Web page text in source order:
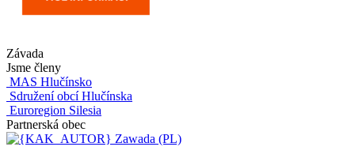
Závada
Jsme členy
MAS Hlučínsko
Sdružení obcí Hlučínska
Euroregion Silesia
Partnerská obec
Zawada (PL)